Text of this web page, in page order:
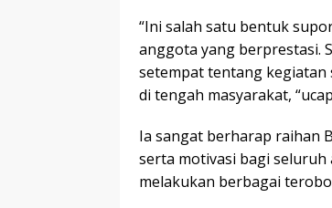
“Ini salah satu bentuk
anggota yang berprestasi.
setempat tentang kegiatan
di tengah masyarakat,
Ia sangat berharap raihan
serta motivasi bagi
melakukan berbagai